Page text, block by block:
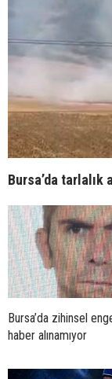
Bursa’da tarlalık
Bursa’da zihinsel
haber alınamıyor